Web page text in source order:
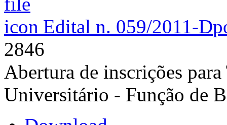
Edital n. 059/2011-D
2846
Abertura de inscrições
Universitário - Função de